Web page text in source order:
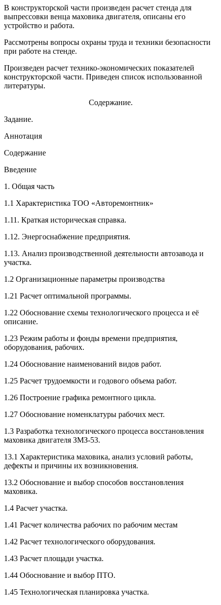
В конструкторской части произведен расчет стенда для
выпрессовки венца маховика двигателя, описаны его
устройство и работа.
Рассмотрены вопросы охраны труда и техники безопасности
при работе на стенде.
Произведен расчет технико-экономических показателей
конструкторской части. Приведен список использованной
литературы.
Содержание.
Задание.
Аннотация
Содержание
Введение
1. Общая часть
1.1 Характеристика ТОО «Авторемонтник»
1.11. Краткая историческая справка.
1.12. Энергоснабжение предприятия.
1.13. Анализ производственной деятельности автозавода и
участка.
1.2 Организационные параметры производства
1.21 Расчет оптимальной программы.
1.22 Обоснование схемы технологического процесса и её
описание.
1.23 Режим работы и фонды времени предприятия,
оборудования, рабочих.
1.24 Обоснование наименований видов работ.
1.25 Расчет трудоемкости и годового объема работ.
1.26 Построение графика ремонтного цикла.
1.27 Обоснование номенклатуры рабочих мест.
1.3 Разработка технологического процесса восстановления
маховика двигателя ЗМЗ-53.
13.1 Характеристика маховика, анализ условий работы,
дефекты и причины их возникновения.
13.2 Обоснование и выбор способов восстановления
маховика.
1.4 Расчет участка.
1.41 Расчет количества рабочих по рабочим местам
1.42 Расчет технологического оборудования.
1.43 Расчет площади участка.
1.44 Обоснование и выбор ПТО.
1.45 Технологическая планировка участка.